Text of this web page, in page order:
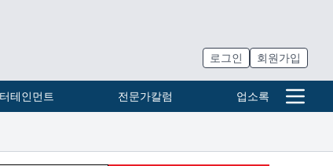
로그인 회원가입
테인먼트 전문가칼럼 업소록